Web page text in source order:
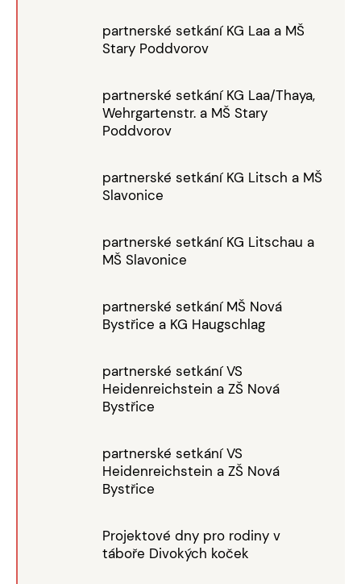
partnerské setkání KG Laa a MŠ
Stary Poddvorov
partnerské setkání KG Laa/Thaya,
Wehrgartenstr. a MŠ Stary
Poddvorov
partnerské setkání KG Litsch a MŠ
Slavonice
partnerské setkání KG Litschau a
MŠ Slavonice
partnerské setkání MŠ Nová
Bystřice a KG Haugschlag
partnerské setkání VS
Heidenreichstein a ZŠ Nová
Bystřice
partnerské setkání VS
Heidenreichstein a ZŠ Nová
Bystřice
Projektové dny pro rodiny v
táboře Divokých koček